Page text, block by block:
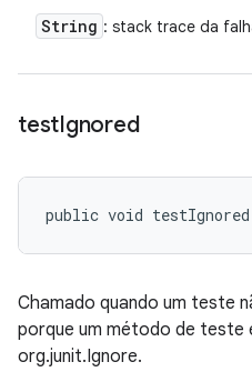
String : stack trace da
testIgnored
public void
Chamado quando um teste
porque um método de teste
org.junit.Ignore.